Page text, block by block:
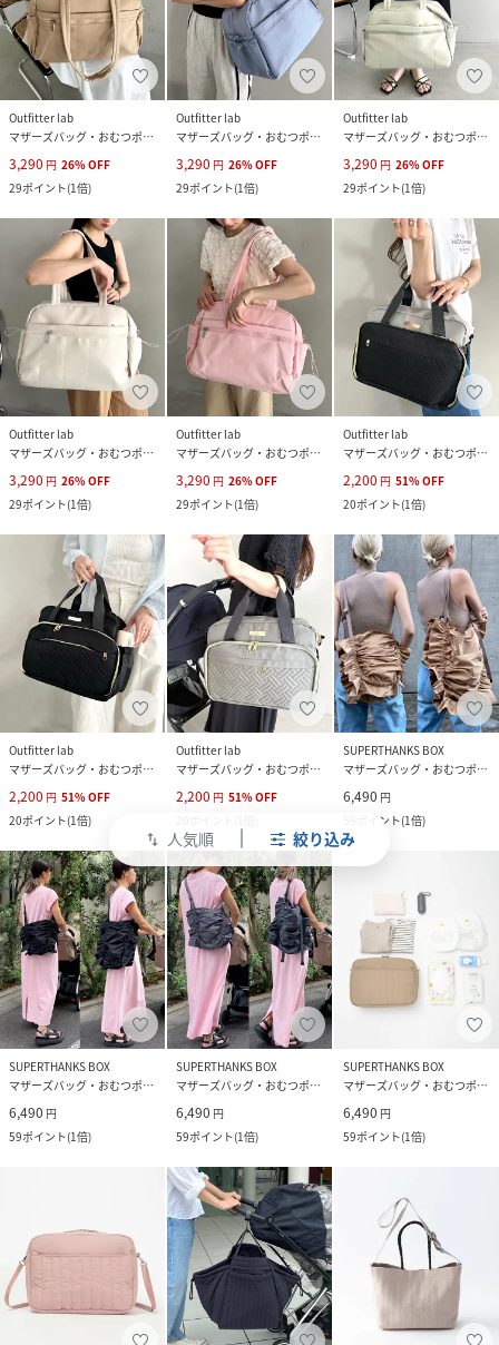
swap_vert 人気順 絞り込み
Outfitter lab
マザーズバッグ・おむつポーチ
3,290 円 26%OFF
29ポイント(1倍)
Outfitter lab
マザーズバッグ・おむつポーチ
3,290 円 26%OFF
29ポイント(1倍)
Outfitter lab
マザーズバッグ・おむつポーチ
3,290 円 26%OFF
29ポイント(1倍)
Outfitter lab
マザーズバッグ・おむつポーチ
3,290 円 26%OFF
29ポイント(1倍)
Outfitter lab
マザーズバッグ・おむつポーチ
3,290 円 26%OFF
29ポイント(1倍)
Outfitter lab
マザーズバッグ・おむつポーチ
2,200 円 51%OFF
20ポイント(1倍)
Outfitter lab
マザーズバッグ・おむつポーチ
2,200 円 51%OFF
20ポイント(1倍)
Outfitter lab
マザーズバッグ・おむつポーチ
2,200 円 51%OFF
SUPERTHANKS BOX
マザーズバッグ・おむつポーチ
6,490 円
ポイント(1倍)
SUPERTHANKS BOX
マザーズバッグ・おむつポーチ
6,490 円
59ポイント(1倍)
SUPERTHANKS BOX
マザーズバッグ・おむつポーチ
6,490 円
59ポイント(1倍)
SUPERTHANKS BOX
マザーズバッグ・おむつポーチ
6,490 円
59ポイント(1倍)